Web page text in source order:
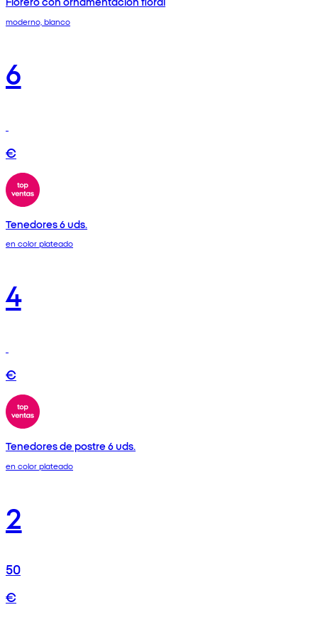
moderno, blanco
6
€
Tenedores 6 uds.
en color plateado
4
€
Tenedores de postre 6 uds.
en color plateado
2
50
€